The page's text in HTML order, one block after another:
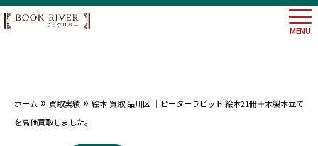
大阪府
埼玉県
MENU
ホーム » 買取実績 » 絵本 買取 品川区 ｜ピーターラビット 絵本21冊＋木製本立て
を高価買取しました。